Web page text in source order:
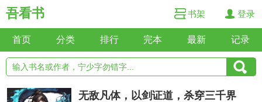
吾看书 书架 登录
首页 分类 排行 完本 最新 记录
无敌凡体，以剑证道，杀穿三千界